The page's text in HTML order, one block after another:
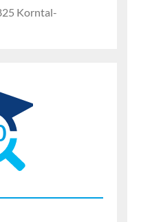
Korntal-